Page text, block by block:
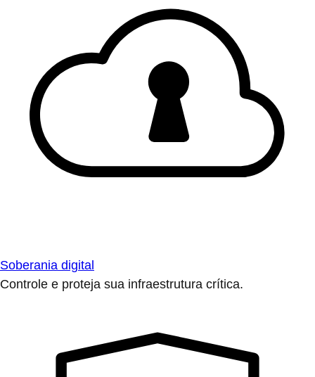
Soberania digital
Controle e proteja sua infraestrutura crítica.